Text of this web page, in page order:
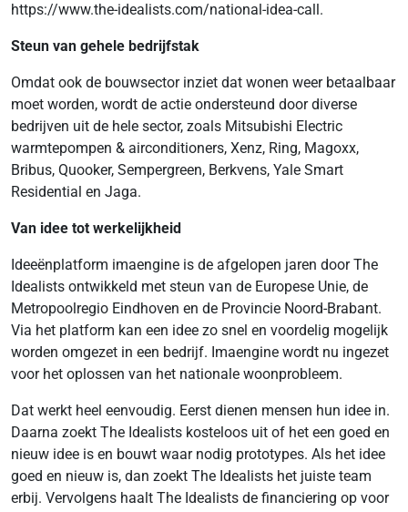
https://www.the-idealists.com/national-idea-call.
Steun van gehele bedrijfstak
Omdat ook de bouwsector inziet dat wonen weer betaalbaar
moet worden, wordt de actie ondersteund door diverse
bedrijven uit de hele sector, zoals Mitsubishi Electric
warmtepompen & airconditioners, Xenz, Ring, Magoxx,
Bribus, Quooker, Sempergreen, Berkvens, Yale Smart
Residential en Jaga.
Van idee tot werkelijkheid
Ideeënplatform imaengine is de afgelopen jaren door The
Idealists ontwikkeld met steun van de Europese Unie, de
Metropoolregio Eindhoven en de Provincie Noord-Brabant.
Via het platform kan een idee zo snel en voordelig mogelijk
worden omgezet in een bedrijf. Imaengine wordt nu ingezet
voor het oplossen van het nationale woonprobleem.
Dat werkt heel eenvoudig. Eerst dienen mensen hun idee in.
Daarna zoekt The Idealists kosteloos uit of het een goed en
nieuw idee is en bouwt waar nodig prototypes. Als het idee
goed en nieuw is, dan zoekt The Idealists het juiste team
erbij. Vervolgens haalt The Idealists de financiering op voor